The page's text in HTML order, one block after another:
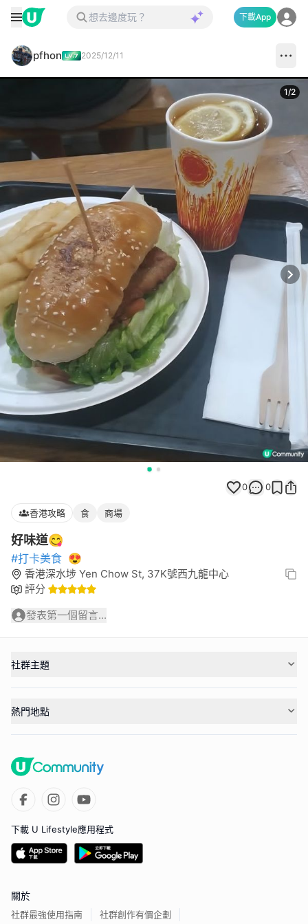
下載App
pfhon 2025/12/11
1/2
0 0
香港攻略 食 商場
好味道😋
#打卡美食 😍
香港深水埗 Yen Chow St, 37K號西九龍中心
評分
發表第一個留言...
社群主題
熱門地點
下載 U Lifestyle應用程式
關於
社群最強使用指南 社群創作有價企劃